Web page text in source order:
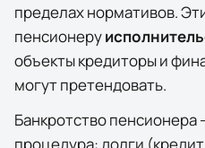
пределах нормативов.
пенсионеру
объекты кредиторы и
могут претендовать.
Банкротство пенсионера